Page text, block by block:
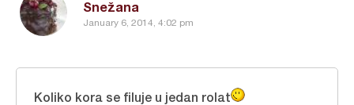
Snežana
January 6, 2014, 4:02 pm
Koliko kora se filuje u jedan rolat